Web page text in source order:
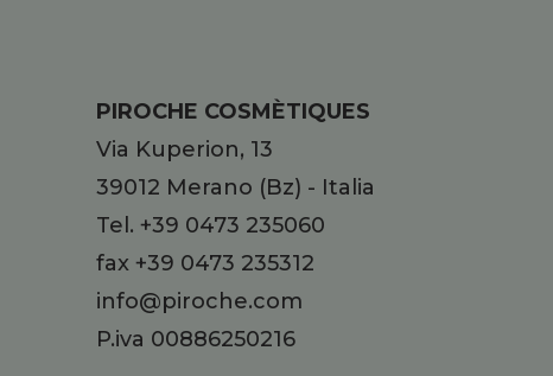
PIROCHE COSMÈTIQUES
Via Kuperion, 13
39012 Merano (Bz) - Italia
Tel. +39 0473 235060
fax +39 0473 235312
info@piroche.com
P.iva 00886250216